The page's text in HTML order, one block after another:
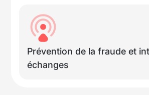
Prévention de la fraude et
échanges